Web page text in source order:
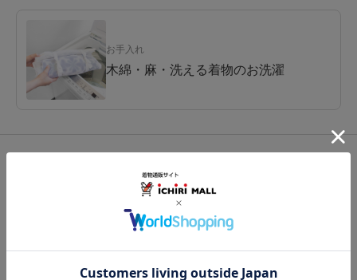
お手入れ
木綿・麻・洗える着物のお洗濯
この商品を使った
最新コーディネートはこちら